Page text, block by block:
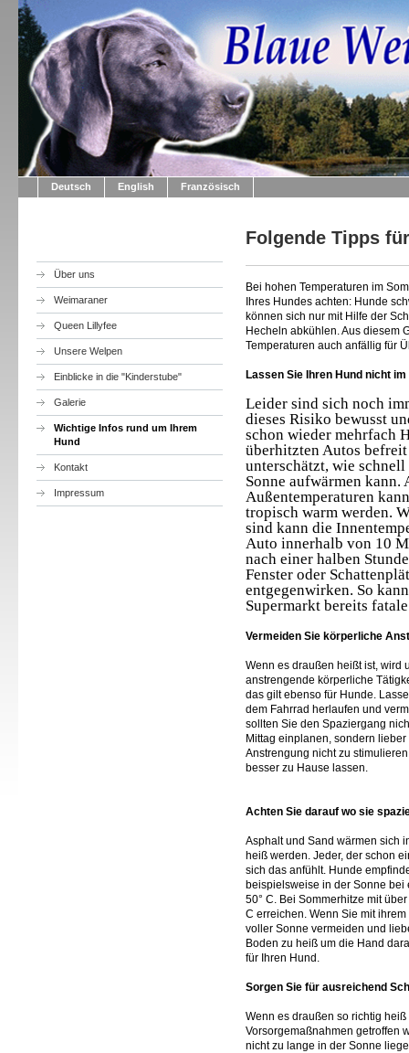
Deutsch English Französisch
Über uns
Weimaraner
Queen Lillyfee
Unsere Welpen
Einblicke in die "Kinderstube"
Galerie
Wichtige Infos rund um Ihrem
Hund
Kontakt
Impressum
Folgende Tipps
Bei hohen Temperaturen im
Ihres Hundes achten: Hunde
können sich nur mit Hilfe der
Hecheln abkühlen. Aus diesem
Temperaturen auch anfällig für
Lassen Sie Ihren Hund nicht
Leider sind sich noch
dieses Risiko bewusst
schon wieder mehrfach
überhitzten Autos
unterschätzt, wie
Sonne aufwärmen kann.
Außentemperaturen
tropisch warm werden.
sind kann die
Auto innerhalb von 10
nach einer halben
Fenster oder
entgegenwirken. So
Supermarkt bereits
Vermeiden Sie körperliche
Wenn es draußen heißt ist, wird
anstrengende körperliche
das gilt ebenso für Hunde.
dem Fahrrad herlaufen und
sollten Sie den Spaziergang
Mittag einplanen, sondern
Anstrengung nicht zu
besser zu Hause lassen.
Achten Sie darauf wo sie
Asphalt und Sand wärmen sich
heiß werden. Jeder, der schon
sich das anfühlt. Hunde
beispielsweise in der Sonne bei
50° C. Bei Sommerhitze mit
C erreichen. Wenn Sie mit
voller Sonne vermeiden und
Boden zu heiß um die Hand
für Ihren Hund.
Sorgen Sie für ausreichend
Wenn es draußen so richtig
Vorsorgemaßnahmen getroffen
nicht zu lange in der Sonne